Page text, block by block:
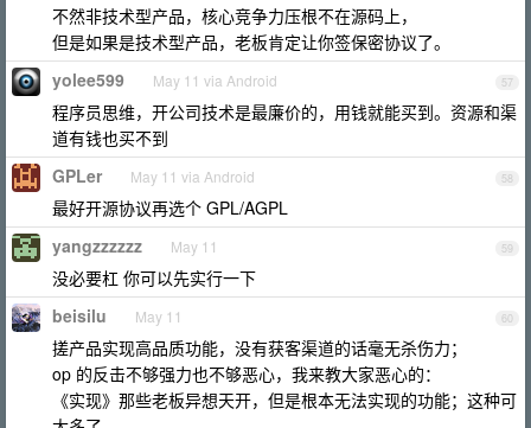
不然非技术型产品，核心竞争力压根不在源码上，
但是如果是技术型产品，老板肯定让你签保密协议了。
57
yolee599 May 11 via Android
程序员思维，开公司技术是最廉价的，用钱就能买到。资源和渠
道有钱也买不到
58
GPLer May 11 via Android
最好开源协议再选个 GPL/AGPL
59
yangzzzzzz May 11
没必要杠 你可以先实行一下
60
beisilu May 11
搓产品实现高品质功能，没有获客渠道的话毫无杀伤力；
op 的反击不够强力也不够恶心，我来教大家恶心的：
《实现》那些老板异想天开，但是根本无法实现的功能；这种可